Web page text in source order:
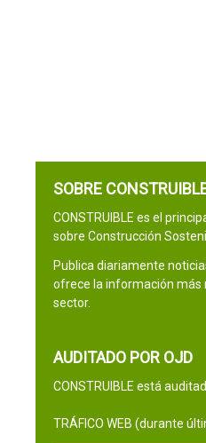
SOBRE
CONSTRUIBLE es el
sobre Construcción
Publica diariamente
ofrece la información más
sector.
AUDITADO POR OJD
CONSTRUIBLE está
TRÁFICO WEB (durante